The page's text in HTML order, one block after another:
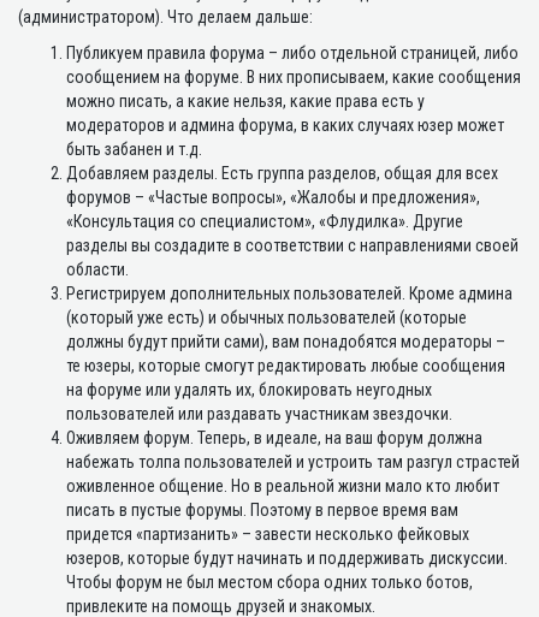
(администратором). Что делаем дальше:
Публикуем правила форума – либо отдельной страницей, либо
сообщением на форуме. В них прописываем, какие сообщения
можно писать, а какие нельзя, какие права есть у
модераторов и админа форума, в каких случаях юзер может
быть забанен и т.д.
Добавляем разделы. Есть группа разделов, общая для всех
форумов – «Частые вопросы», «Жалобы и предложения»,
«Консультация со специалистом», «Флудилка». Другие
разделы вы создадите в соответствии с направлениями своей
области.
Регистрируем дополнительных пользователей. Кроме админа
(который уже есть) и обычных пользователей (которые
должны будут прийти сами), вам понадобятся модераторы –
те юзеры, которые смогут редактировать любые сообщения
на форуме или удалять их, блокировать неугодных
пользователей или раздавать участникам звездочки.
Оживляем форум. Теперь, в идеале, на ваш форум должна
набежать толпа пользователей и устроить там разгул страстей
оживленное общение. Но в реальной жизни мало кто любит
писать в пустые форумы. Поэтому в первое время вам
придется «партизанить» – завести несколько фейковых
юзеров, которые будут начинать и поддерживать дискуссии.
Чтобы форум не был местом сбора одних только ботов,
привлеките на помощь друзей и знакомых.